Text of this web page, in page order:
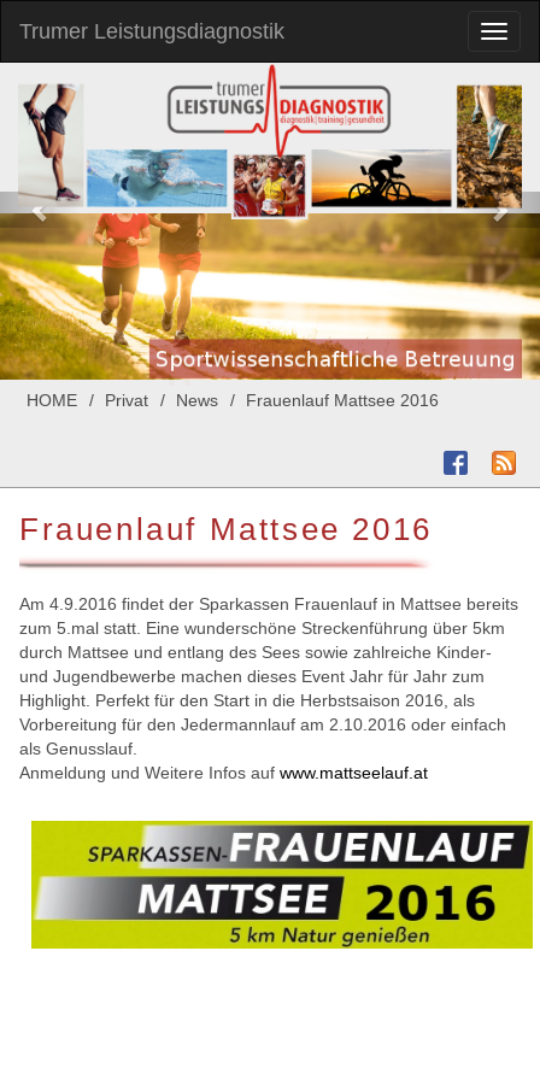
Trumer Leistungsdiagnostik
HOME Privat News Frauenlauf Mattsee 2016
Frauenlauf Mattsee 2016
Am 4.9.2016 findet der Sparkassen Frauenlauf in Mattsee bereits
zum 5.mal statt. Eine wunderschöne Streckenführung über 5km
durch Mattsee und entlang des Sees sowie zahlreiche Kinder-
und Jugendbewerbe machen dieses Event Jahr für Jahr zum
Highlight. Perfekt für den Start in die Herbstsaison 2016, als
Vorbereitung für den Jedermannlauf am 2.10.2016 oder einfach
als Genusslauf.
Anmeldung und Weitere Infos auf www.mattseelauf.at